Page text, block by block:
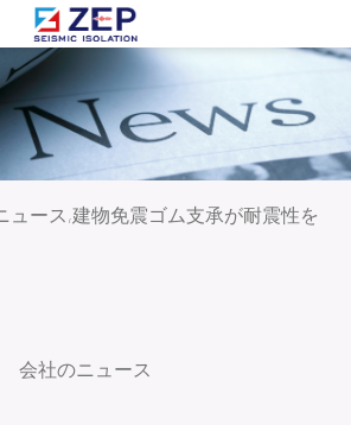
ュース / 建物免震ゴム支承が耐震性を
会社のニュース